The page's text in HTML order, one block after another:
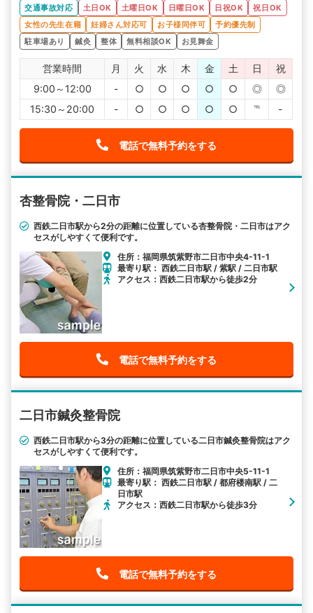
交通事故対応 土日OK 土曜日OK 日曜日OK 日祝OK
祝日OK
女性の先生在籍
妊婦さん対応可 お子様同伴可
予約優先制
駐車場あり
鍼灸 整体 無料相談OK お見舞金
営業時間 月 火 水 木 金 土 日
祝
9:00～12:00
- ○ ○ ○ ○ ○ ◎
◎
15:30～20:00
- ○ ○ ○ ○ ○ ℡ -
電話で無料予約をする
杏整骨院・二日市
西鉄二日市駅から2分の距離に位置している杏整骨院・二日市はアク
セスがしやすくて便利です。
住所：福岡県筑紫野市二日市中央4-11-1
最寄り駅： 西鉄二日市駅 / 紫駅 / 二日市駅
アクセス：西鉄二日市駅から徒歩2分
電話で無料予約をする
二日市鍼灸整骨院
西鉄二日市駅から3分の距離に位置している二日市鍼灸整骨院はアク
セスがしやすくて便利です。
住所：福岡県筑紫野市二日市中央5-11-1
最寄り駅： 西鉄二日市駅 / 都府楼南駅 / 二
日市駅
アクセス：西鉄二日市駅から徒歩3分
電話で無料予約をする